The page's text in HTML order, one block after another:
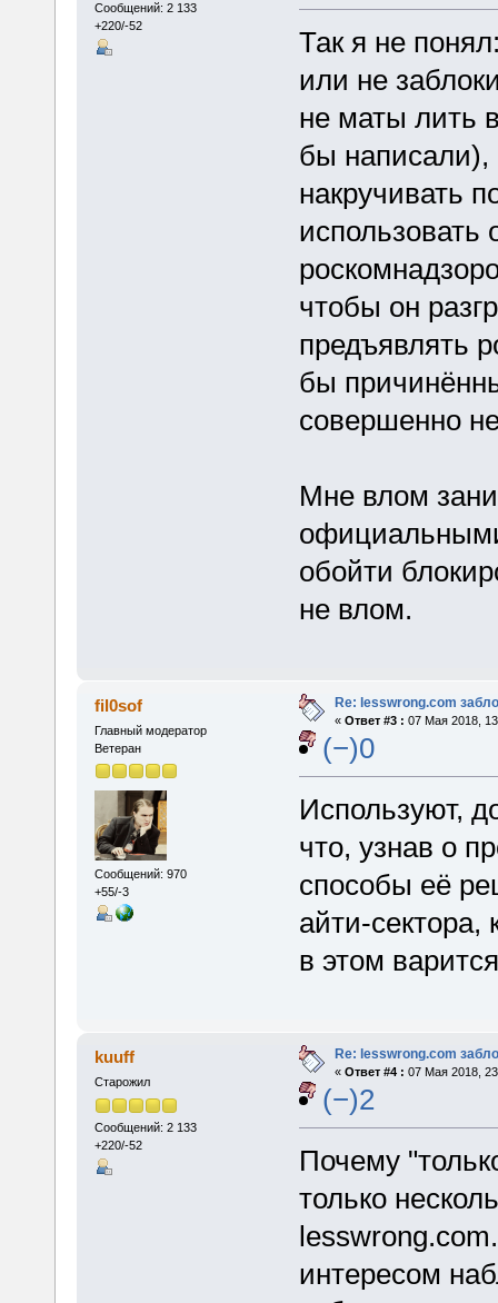
Сообщений: 2 133
+220/-52
Так я не
или не
не маты лить
бы написали),
накручивать
чтобы он
предъявлять
бы
совершенно
Мне влом
обойти
не влом.
fil0sof
Главный модератор
Ветеран
Сообщений: 970
+55/-3
Re: lesswrong.com
« Ответ #3 : 07 Мая 2018,
(−)0
Используют,
что, узнав о
способы её
айти-сектора,
в этом
kuuff
Старожил
Сообщений: 2 133
+220/-52
Re: lesswrong.com
« Ответ #4 : 07 Мая 2018,
(−)2
Почему
только
интересом